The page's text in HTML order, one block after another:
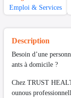
Emploi & Services
Description
Besoin d’une
ants à domicile ?
Chez TRUST
ounous